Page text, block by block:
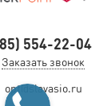
554-22-04
Заказать звонок
opt@slavasio.ru